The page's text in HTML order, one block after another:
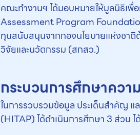
คณะทำงานฯ ได้มอบหมายให้มูลนิธิเ
Assessment Program
ทุนสนับสนุนจากกองนโยบายแห่งชาติ
วิจัยและนวัตกรรม (สกสว.)
กระบวนการศึกษาควา
ในการรวบรวมข้อมูล ประเด็นสำคัญ แ
(HITAP) ได้ดำเนินการศึกษา 3 ส่วน ไ